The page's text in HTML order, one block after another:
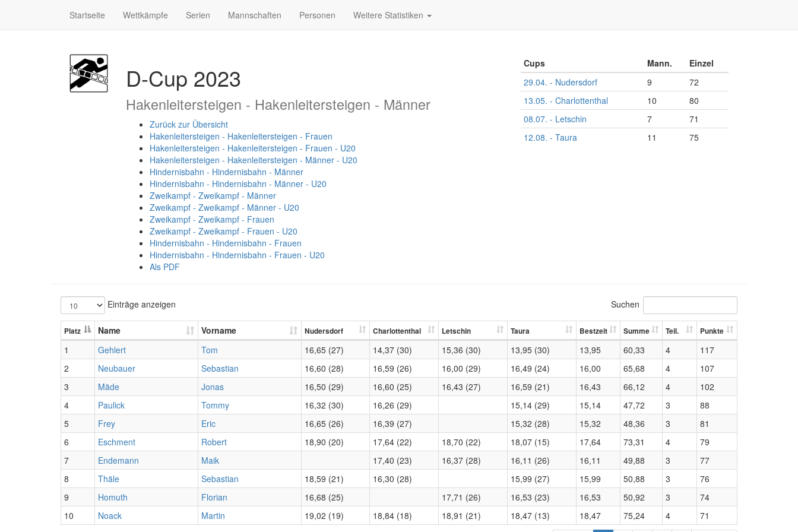
Startseite Wettkämpfe Serien Mannschaften Personen Weitere Statistiken
D-Cup 2023
Hakenleitersteigen - Hakenleitersteigen - Männer
Zurück zur Übersicht
Hakenleitersteigen - Hakenleitersteigen - Frauen
Hakenleitersteigen - Hakenleitersteigen - Frauen - U20
Hakenleitersteigen - Hakenleitersteigen - Männer - U20
Hindernisbahn - Hindernisbahn - Männer
Hindernisbahn - Hindernisbahn - Männer - U20
Zweikampf - Zweikampf - Männer
Zweikampf - Zweikampf - Männer - U20
Zweikampf - Zweikampf - Frauen
Zweikampf - Zweikampf - Frauen - U20
Hindernisbahn - Hindernisbahn - Frauen
Hindernisbahn - Hindernisbahn - Frauen - U20
Als PDF
Cups Mann.
Einzel
29.04. - Nudersdorf
9
72
13.05. - Charlottenthal
10
80
08.07. - Letschin
7
71
12.08. - Taura
11 75
Einträge anzeigen Suchen
Platz Name Vorname Nudersdorf Charlottenthal Letschin Taura Bestzeit Summe Teil. Punkte
1 Gehlert Tom 16,65 (27) 14,37 (30) 15,36 (30) 13,95 (30) 13,95 60,33 4
117
2
Neubauer Sebastian 16,60 (28) 16,59 (26) 16,00 (29) 16,49 (24) 16,00 65,68 4
107
3
Mäde Jonas 16,50 (29) 16,60 (25) 16,43 (27) 16,59 (21) 16,43 66,12 4
102
4
Paulick Tommy 16,32 (30) 16,26 (29) 15,14 (29) 15,14 47,72 3
88
5
Frey Eric 16,65 (26) 16,39 (27) 15,32 (28) 15,32 48,36 3
81
6
Eschment Robert 18,90 (20) 17,64 (22) 18,70 (22) 18,07 (15) 17,64 73,31 4
79
7
Endemann Maik 17,40 (23) 16,37 (28) 16,11 (26) 16,11 49,88 3
77
8
Thäle Sebastian 18,59 (21) 16,30 (28) 15,99 (27) 15,99 50,88 3
76
9
Homuth Florian 16,68 (25) 17,71 (26) 16,53 (23) 16,53 50,92 3
74
10
Noack Martin 19,02 (19) 18,84 (18) 18,91 (21) 18,47 (13) 18,47 75,24 4 71